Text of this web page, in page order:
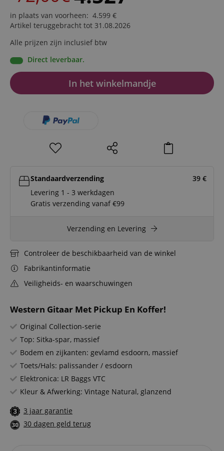
Western Gitaar Met Pickup En Koffer!
Original Collection-serie
Top: Sitka-spar, massief
Bodem en zijkanten: gevlamd esdoorn, massief
Toets/Hals: palissander / esdoorn
Elektronica: LR Baggs VTC
Kleur & Afwerking: Vintage Natural, glanzend
3 jaar garantie
30 dagen geld terug
in plaats van voorheen: 4.599 €
Artikel teruggebracht tot 31.08.2026
Alle prijzen zijn inclusief btw
Direct leverbaar.
In het winkelmandje
Standaardverzending 39 €
Levering 1 - 3 werkdagen
Gratis verzending vanaf €99
Verzending en Levering
Controleer de beschikbaarheid van de winkel
Fabrikantinformatie
Veiligheids- en waarschuwingen